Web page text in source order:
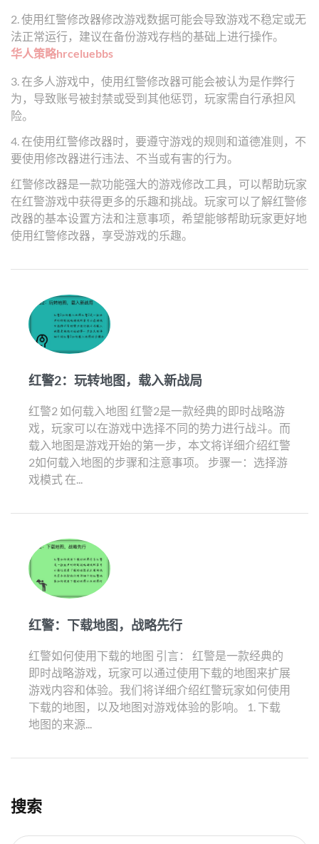
2. 使用红警修改器修改游戏数据可能会导致游戏不稳定或无
法正常运行，建议在备份游戏存档的基础上进行操作。
华人策略hrceluebbs
3. 在多人游戏中，使用红警修改器可能会被认为是作弊行
为，导致账号被封禁或受到其他惩罚，玩家需自行承担风
险。
4. 在使用红警修改器时，要遵守游戏的规则和道德准则，不
要使用修改器进行违法、不当或有害的行为。
红警修改器是一款功能强大的游戏修改工具，可以帮助玩家
在红警游戏中获得更多的乐趣和挑战。玩家可以了解红警修
改器的基本设置方法和注意事项，希望能够帮助玩家更好地
使用红警修改器，享受游戏的乐趣。
红警2：玩转地图，载入新战局
红警2 如何载入地图 红警2是一款经典的即时战略游
戏，玩家可以在游戏中选择不同的势力进行战斗。而
载入地图是游戏开始的第一步，本文将详细介绍红警
2如何载入地图的步骤和注意事项。 步骤一：选择游
戏模式 在...
红警：下载地图，战略先行
红警如何使用下载的地图 引言： 红警是一款经典的
即时战略游戏，玩家可以通过使用下载的地图来扩展
游戏内容和体验。我们将详细介绍红警玩家如何使用
下载的地图，以及地图对游戏体验的影响。 1. 下载
地图的来源...
搜索